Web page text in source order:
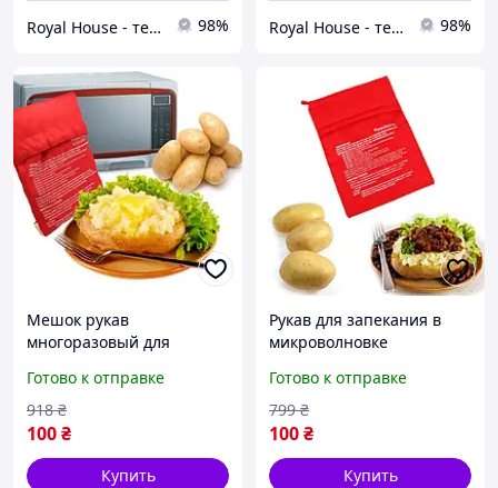
Royal House - текстиль твого дому 98% Royal House - текстиль твого дому 98%
Мешок рукав
многоразовый для
быстрого запекания
овощей, картошки,
кукурузы, батата
Готово к отправке
100₴
918 ₴
Купить
Рукав для запекания в
микроволновке
батата, овощей.
Многоразовый мешок для
быстрого запека
Готово к отправке
100₴
799 ₴
Купить